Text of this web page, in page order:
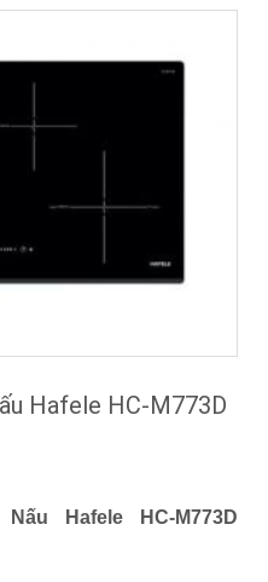
Hafele HC-M773D
Hafele HC-M773D